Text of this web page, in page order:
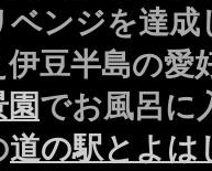
ベンジを達成
豆半島の愛
でお風呂に
道の駅とよは